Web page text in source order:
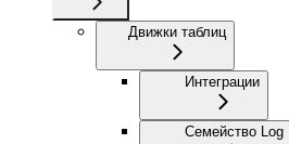
Движки таблиц
Интеграции
Семейство Log